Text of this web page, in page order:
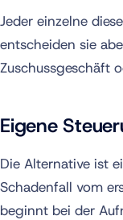
Jeder einzelne
entscheiden sie
Zuschussgeschäft
Eigene
Die Alternative ist
Schadenfall vom
beginnt bei der